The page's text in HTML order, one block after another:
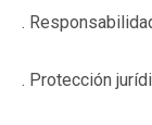
.
. Protección